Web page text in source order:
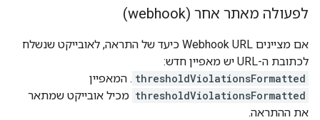
לפעולה מאתר אחר (webhook)
אם מציינים Webhook URL כיעד של התראה, לאובייקט שנשלח
לכתובת ה-URL יש מאפיין חדש:
thresholdViolationsFormatted . המאפיין
thresholdViolationsFormatted מכיל אובייקט שמתאר
את ההתראה.